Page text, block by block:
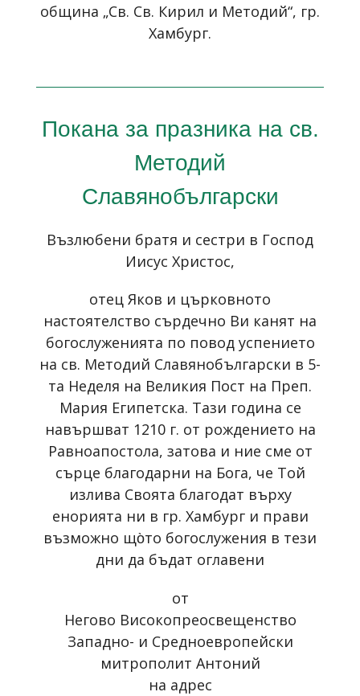
община „Св. Св. Кирил и Методий“, гр.
Хамбург.
Покана за празника на св.
Методий
Славянобългарски
Възлюбени братя и сестри в Господ
Иисус Христос,
отец Яков и църковното
настоятелство сърдечно Ви канят на
богослуженията по повод успението
на св. Методий Славянобългарски в 5-
та Неделя на Великия Пост на Преп.
Мария Египетска. Тази година се
навършват 1210 г. от рождението на
Равноапостола, затова и ние сме от
сърце благодарни на Бога, че Той
излива Своята благодат върху
енорията ни в гр. Хамбург и прави
възможно що̀то богослужения в тези
дни да бъдат оглавени
от
Негово Високопреосвещенство
Западно- и Средноевропейски
митрополит Антоний
на адрес